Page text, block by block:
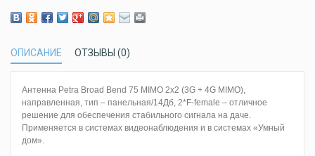
ОПИСАНИЕ ОТЗЫВЫ (0)
Антенна Petra Broad Bend 75 MIMO 2x2 (3G + 4G MIMO),
направленная, тип – панельная/14Дб, 2*F-female – отличное
решение для обеспечения стабильного сигнала на даче.
Применяется в системах видеонаблюдения и в системах «Умный
дом».